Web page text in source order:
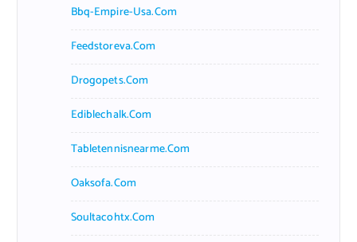
Bbq-Empire-Usa.com
Feedstoreva.com
Drogopets.com
Ediblechalk.com
Tabletennisnearme.com
Oaksofa.com
Soultacohtx.com